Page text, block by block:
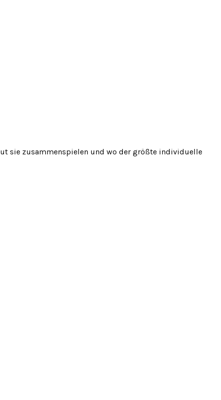
sie zusammenspielen und wo der größte individuelle